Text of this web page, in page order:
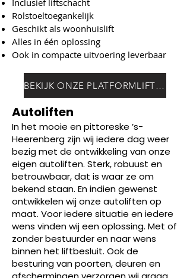
Inclusief liftschacht
Rolstoeltoegankelijk
Geschikt als woonhuislift
Alles in één oplossing
Ook in compacte uitvoering leverbaar
BEKIJK ONZE PLATFORMLIFTEN
Autoliften
In het mooie en pittoreske ’s-
Heerenberg zijn wij iedere dag weer
bezig met de ontwikkeling van onze
eigen autoliften. Sterk, robuust en
betrouwbaar, dat is waar ze om
bekend staan. En indien gewenst
ontwikkelen wij onze autoliften op
maat. Voor iedere situatie en iedere
wens vinden wij een oplossing. Met of
zonder bestuurder en naar wens
binnen het liftbesluit. Ook de
besturing van poorten, deuren en